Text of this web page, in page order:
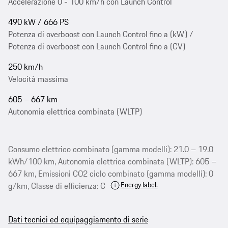
490 kW / 666 PS
Potenza di overboost con Launch Control fino a (kW) /
Potenza di overboost con Launch Control fino a (CV)
250 km/h
Velocità massima
605 – 667 km
Autonomia elettrica combinata (WLTP)
Consumo elettrico combinato (gamma modelli): 21.0 – 19.0
kWh/100 km, Autonomia elettrica combinata (WLTP): 605 –
667 km, Emissioni CO2 ciclo combinato (gamma modelli): 0
g/km, Classe di efficienza: C
Energy label.
Dati tecnici ed equipaggiamento di serie